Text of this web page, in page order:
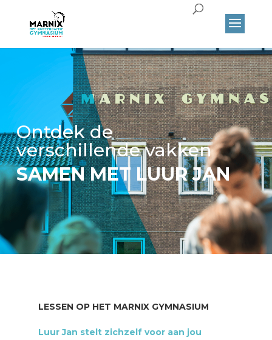
Ontdek de
verschillende vakken
SAMEN MET LUUR JAN
LESSEN OP HET MARNIX GYMNASIUM
Luur Jan stelt zichzelf voor aan jou